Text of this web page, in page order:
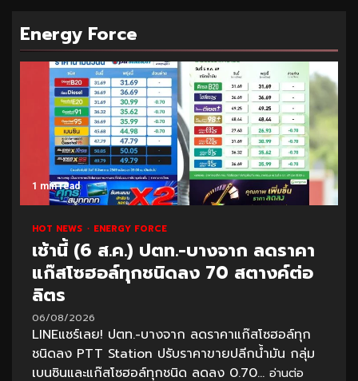
Energy Force
1 min read
HOT NEWS ENERGY FORCE
เช้านี้ (6 ส.ค.) ปตท.-บางจาก ลดราคา
แก๊สโซฮอล์ทุกชนิดลง 70 สตางค์ต่อ
ลิตร
06/08/2026
LINEแชร์เลย! ปตท.-บางจาก ลดราคาแก๊สโซฮอล์ทุก
ชนิดลง PTT Station ปรับราคาขายปลีกน้ำมัน กลุ่ม
เบนซินและแก๊สโซฮอล์ทุกชนิด ลดลง 0.70... อ่านต่อ